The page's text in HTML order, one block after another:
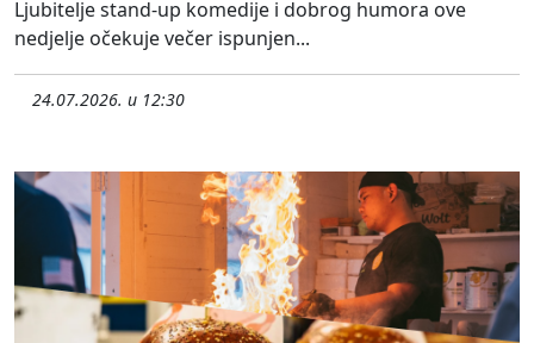
Ljubitelje stand-up komedije i dobrog humora ove
nedjelje očekuje večer ispunjen...
24.07.2026. u 12:30